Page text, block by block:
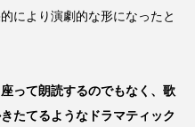
により演劇的な形になったと
って朗読するのでもなく、歌
たてるようなドラマティック